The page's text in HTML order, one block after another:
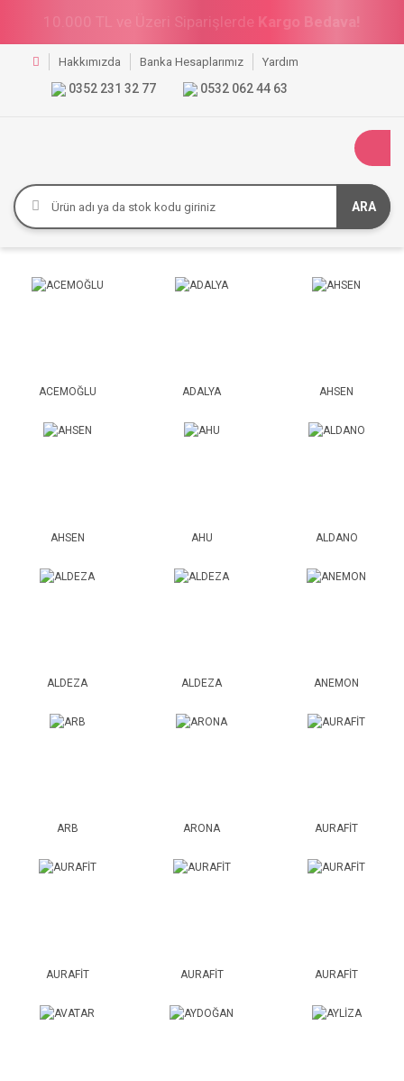
10.000 TL ve Üzeri Siparişlerde%10 İndirim!
Hakkımızda Banka Hesaplarımız Yardım
0352 231 32 77 0532 062 44 63
ARA
ACEMOĞLU ADALYA AHSEN
AHSEN AHU ALDANO
ALDEZA ALDEZA ANEMON
ARB ARONA AURAFİT
AURAFİT AURAFİT AURAFİT